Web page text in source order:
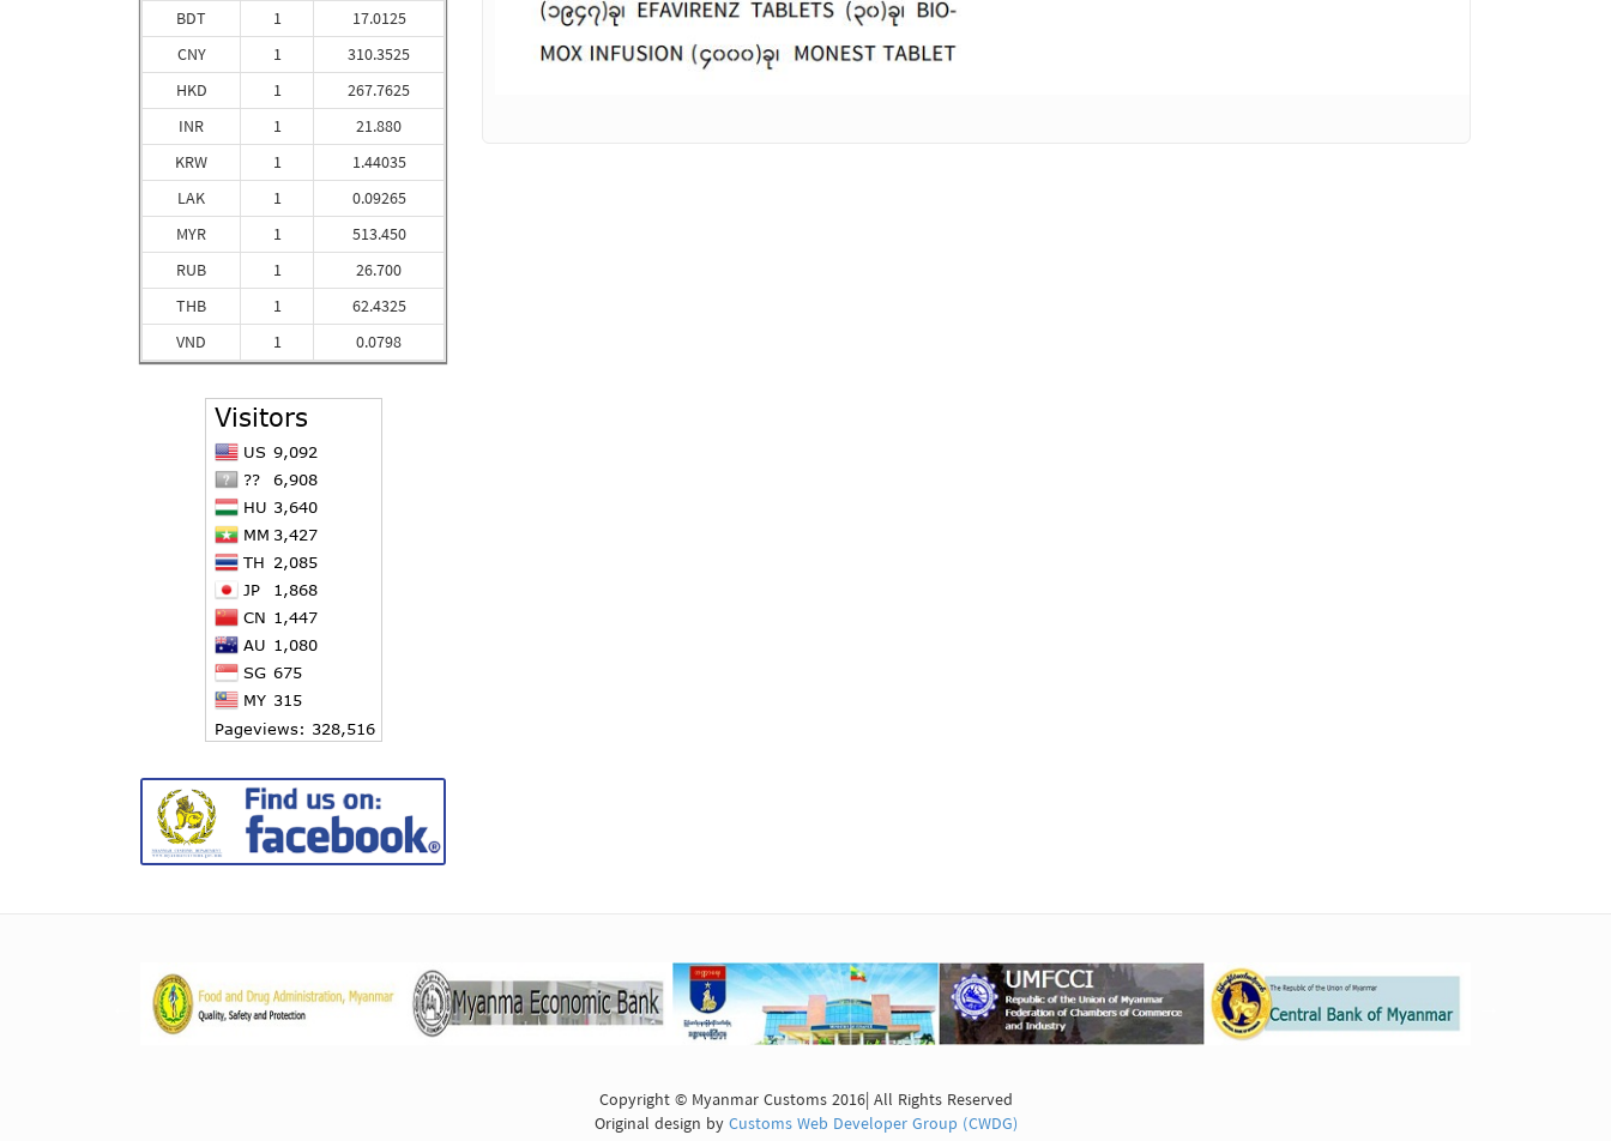
BDT
CNY
HKD
INR
KRW
LAK
MYR
RUB
THB
VND
1
1
1
1
1
1
1
1
1
1
17.0125
310.3525
267.7625
21.880
1.44035
0.09265
513.450
26.700
62.4325
0.0798
Copyright © Myanmar Customs 2016| All Rights Reserved
Original design byCustoms Web Developer Group (CWDG)